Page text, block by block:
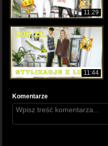
11:29
11:44
Komentarze